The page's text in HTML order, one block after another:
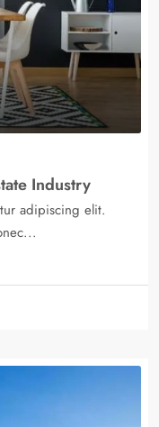
Industry
adipiscing elit.